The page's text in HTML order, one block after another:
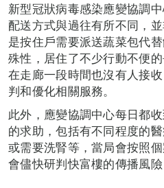
新型冠狀病毒感染應變協調
配送方式與過往有所不同，
是按住戶需要派送蔬菜包代
殊性，居住了不少行動不便
在走廊一段時間也沒有人接
判和優化相關服務。
此外，應變協調中心每日都
的求助，包括有不同程度的
或需要洗腎等，當局會按照
會儘快研判快富樓的傳播風險